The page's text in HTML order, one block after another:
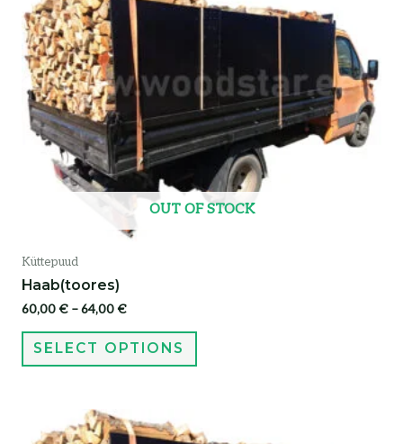
OUT OF STOCK
Küttepuud
Haab(toores)
60,00€–64,00€
SELECT OPTIONS